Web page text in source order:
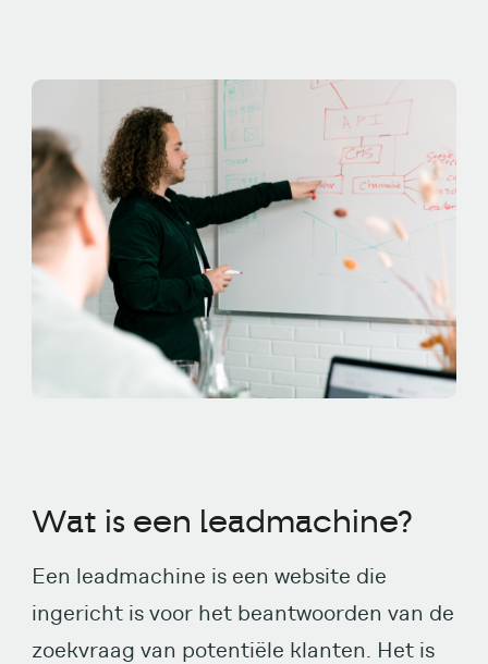
Wat is een leadmachine?
Een leadmachine is een website die
ingericht is voor het beantwoorden van de
zoekvraag van potentiële klanten. Het is